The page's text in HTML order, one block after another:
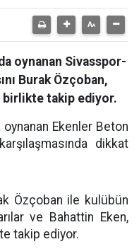
oynanan Sivasspor-
Burak Özçoban,
birlikte takip ediyor.
oynanan Ekenler Beton
dikkat
Özçoban ile kulübün
ve Bahattin Eken,
takip ediyor.